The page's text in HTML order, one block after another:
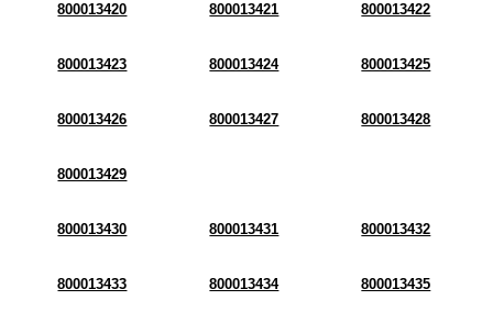
800013420 800013421 800013422
800013423 800013424 800013425
800013426 800013427 800013428
800013429
800013430 800013431 800013432
800013433 800013434 800013435